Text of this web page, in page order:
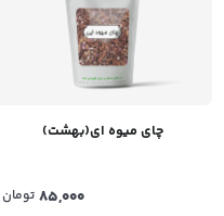
چای میوه ای(بهشت)
85,000 تومان